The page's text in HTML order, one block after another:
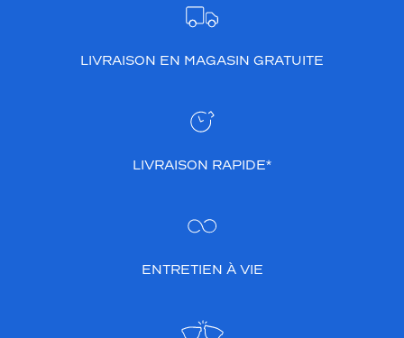
LIVRAISON EN MAGASIN GRATUITE
LIVRAISON RAPIDE*
ENTRETIEN À VIE